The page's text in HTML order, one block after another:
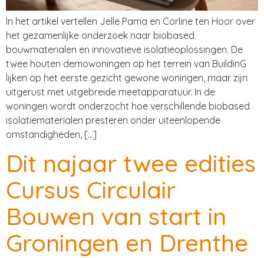
In het artikel vertellen Jelle Pama en Corline ten Hoor over
het gezamenlijke onderzoek naar biobased
bouwmaterialen en innovatieve isolatieoplossingen. De
twee houten demowoningen op het terrein van BuildinG
lijken op het eerste gezicht gewone woningen, maar zijn
uitgerust met uitgebreide meetapparatuur. In de
woningen wordt onderzocht hoe verschillende biobased
isolatiematerialen presteren onder uiteenlopende
omstandigheden, […]
Dit najaar twee edities
Cursus Circulair
Bouwen van start in
Groningen en Drenthe